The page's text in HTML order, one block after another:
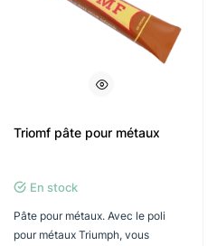
Triomf pâte pour métaux
En stock
Pâte pour métaux. Avec le poli
pour métaux Triumph, vous